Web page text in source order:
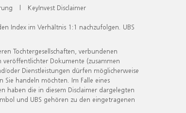
| KeyInvest Disclaimer
Index im Verhältnis 1:1 nachzufolgen. UBS
Tochtergesellschaften, verbundenen
Dokumente (zusammen
oder Dienstleistungen dürfen möglicherweise
handeln möchten. Im Falle eines
haben die in diesem Disclaimer dargelegten
und UBS gehören zu den eingetragenen